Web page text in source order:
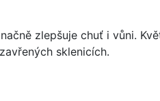
zlepšuje chuť i vůni.
sklenicích.